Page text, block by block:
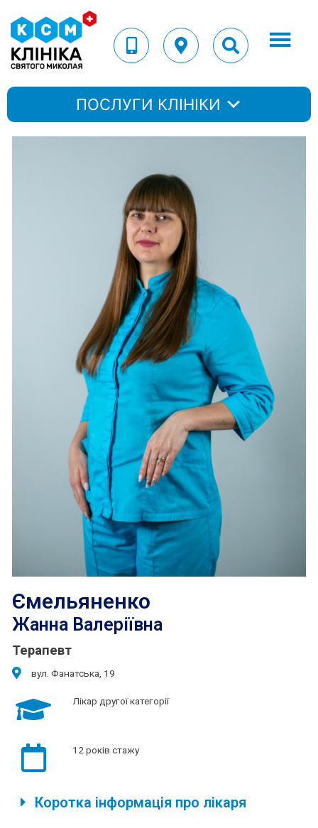
ПОСЛУГИ КЛІНІКИ
Ємельяненко
Жанна Валеріївна
Терапевт
вул. Фанатська, 19
Лікар другої категорії
12 років стажу
Коротка інформація про лікаря